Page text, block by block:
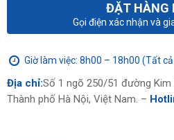
ĐẶT HÀNG
Gọi điện xác nhận và
Giờ làm việc: 8h00 – 18h00 (Tất
Địa chỉ:Số 1 ngõ 250/51 đường Kim
Thành phố Hà Nội, Việt Nam. –